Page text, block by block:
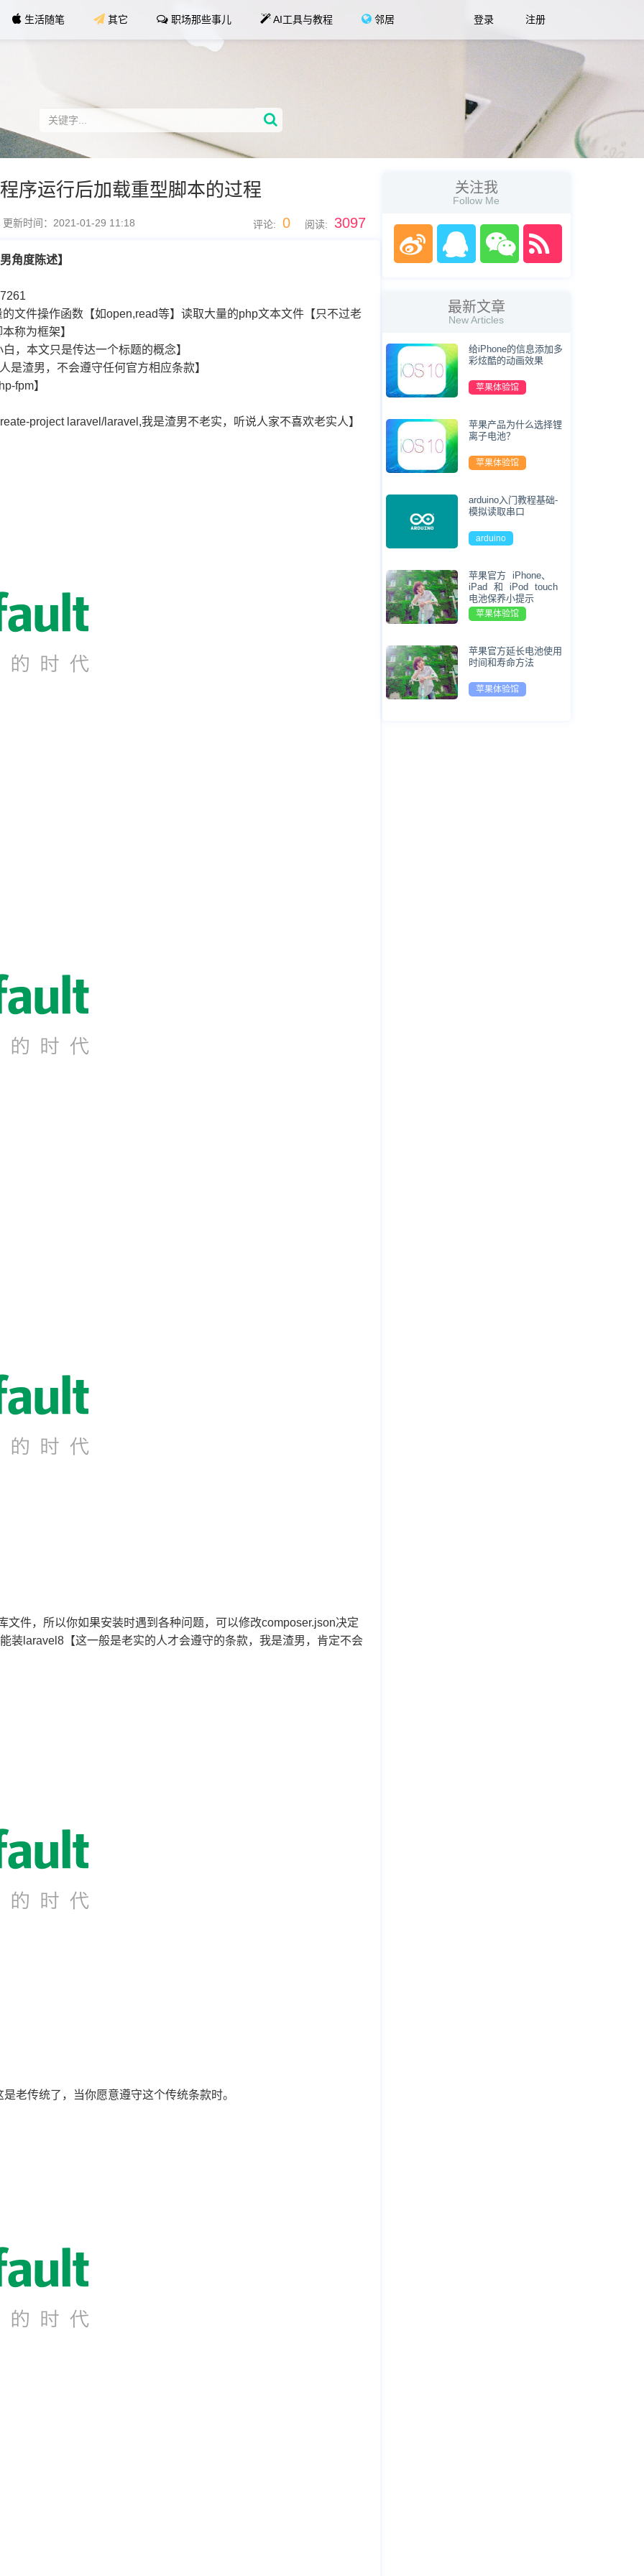
生活随笔 其它 职场那些事儿 AI工具与教程 邻居 登录 注册
序运行后加载重型脚本的过程
更新时间：2021-01-29 11:18 阅读: 3097
评论: 0
角度陈述】
文件操作函数【如open,read等】读取大量的php文本文件【只不过老
称为框架】
，本文只是传达一个标题的概念】
是渣男，不会遵守任何官方相应条款】
fpm】
project laravel/laravel,我是渣男不老实，听说人家不喜欢老实人】
文件，所以你如果安装时遇到各种问题，可以修改composer.json决定
装laravel8【这一般是老实的人才会遵守的条款，我是渣男，肯定不会
老传统了，当你愿意遵守这个传统条款时。
关注我
Follow Me
最新文章
New Articles
给iPhone的信息添加多
彩炫酷的动画效果
苹果体验馆
苹果产品为什么选择锂
离子电池？
苹果体验馆
arduino入门教程基础-
模拟读取串口
arduino
苹果官方 iPhone、
iPad 和 iPod touch
电池保养小提示
苹果体验馆
苹果官方延长电池使用
时间和寿命方法
苹果体验馆